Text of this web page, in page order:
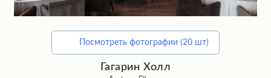
Подберите мне зал
Посмотреть фотографии (20 шт)
Гагарин Холл